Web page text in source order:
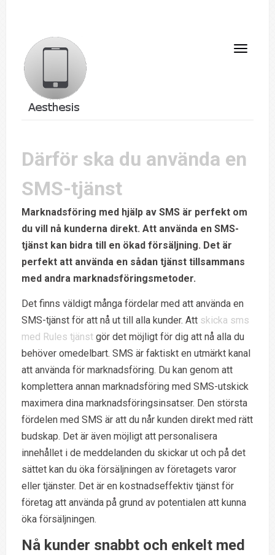
Därför ska du använda en
SMS-tjänst
Marknadsföring med hjälp av SMS är perfekt om
du vill nå kunderna direkt. Att använda en SMS-
tjänst kan bidra till en ökad försäljning. Det är
perfekt att använda en sådan tjänst tillsammans
med andra marknadsföringsmetoder.
Det finns väldigt många fördelar med att använda en
SMS-tjänst för att nå ut till alla kunder. Att skicka sms
med Rules tjänstgör det möjligt för dig att nå alla du
behöver omedelbart. SMS är faktiskt en utmärkt kanal
att använda för marknadsföring. Du kan genom att
komplettera annan marknadsföring med SMS-utskick
maximera dina marknadsföringsinsatser. Den största
fördelen med SMS är att du når kunden direkt med rätt
budskap. Det är även möjligt att personalisera
innehållet i de meddelanden du skickar ut och på det
sättet kan du öka försäljningen av företagets varor
eller tjänster. Det är en kostnadseffektiv tjänst för
företag att använda på grund av potentialen att kunna
öka försäljningen.
Nå kunder snabbt och enkelt med